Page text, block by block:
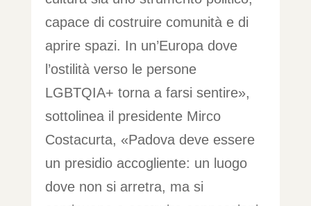
capace di costruire comunità e di
aprire spazi. In un’Europa dove
l’ostilità verso le persone
LGBTQIA+ torna a farsi sentire»,
sottolinea il presidente Mirco
Costacurta, «Padova deve essere
un presidio accogliente: un luogo
dove non si arretra, ma si